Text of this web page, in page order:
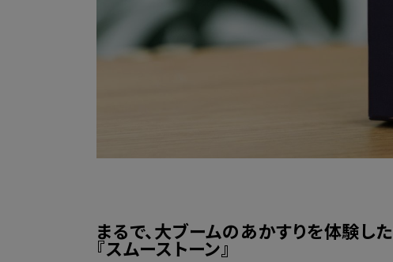
まるで、大ブームのあかすりを体験し
『スムーストーン』